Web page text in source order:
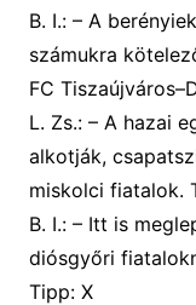
B. I.: – A
számukra
FC
L. Zs.: – A hazai
alkotják,
miskolci fiatalok.
B. I.: – Itt is
diósgyőri
Tipp: X